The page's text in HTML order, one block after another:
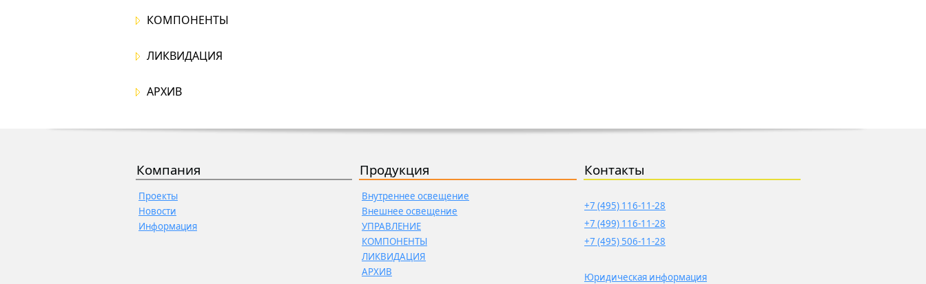
КОМПОНЕНТЫ
ЛИКВИДАЦИЯ
АРХИВ
Компания Продукция Контакты
Проекты
Новости
Информация
Внутреннее освещение
Внешнее освещение
УПРАВЛЕНИЕ
КОМПОНЕНТЫ
ЛИКВИДАЦИЯ
АРХИВ
+7 (495) 116-11-28
+7 (499) 116-11-28
+7 (495) 506-11-28
Юридическая информация